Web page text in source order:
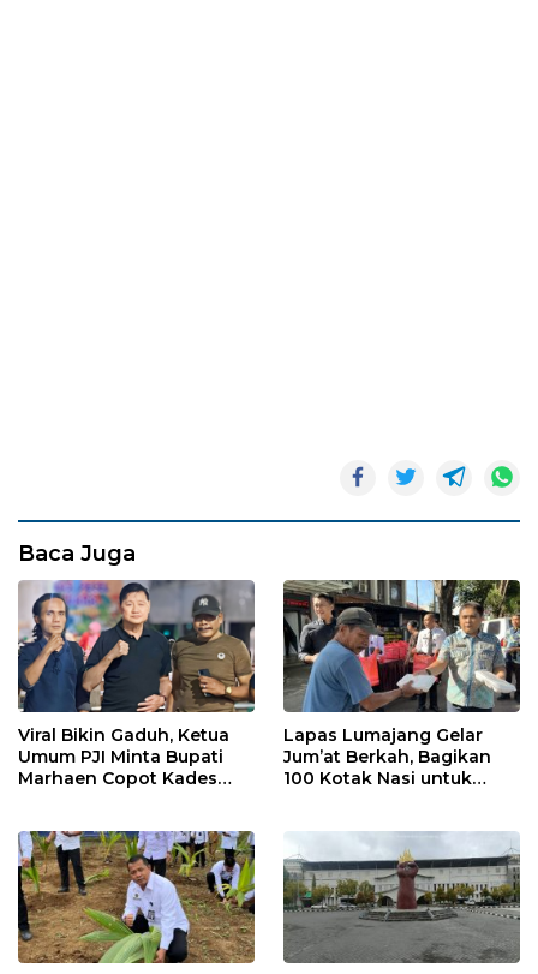
Baca Juga
Viral Bikin Gaduh, Ketua
Umum PJI Minta Bupati
Marhaen Copot Kades
Lapas Lumajang Gelar
Jum’at Berkah, Bagikan
100 Kotak Nasi untuk